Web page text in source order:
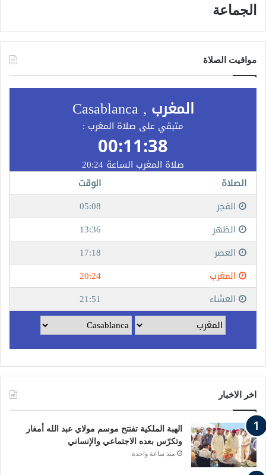
الجماعة
مواقيت الصلاة
اخر الاخبار
الهبة الملكية تفتتح موسم مولاي عبد الله أمغار
وتكرّس بعده الاجتماعي والإنساني
منذ ساعة واحدة